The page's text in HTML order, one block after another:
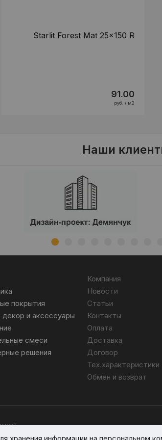
Starlit Forest Mat 25x150 R
91.00
руб. / м2
Наши
покрытия
и аксессуары
смеси
решения
Компания
Новости
Статьи
Контакты
Оплата
Доставка
Договор
Тех.характеристики
Обмен и возврат